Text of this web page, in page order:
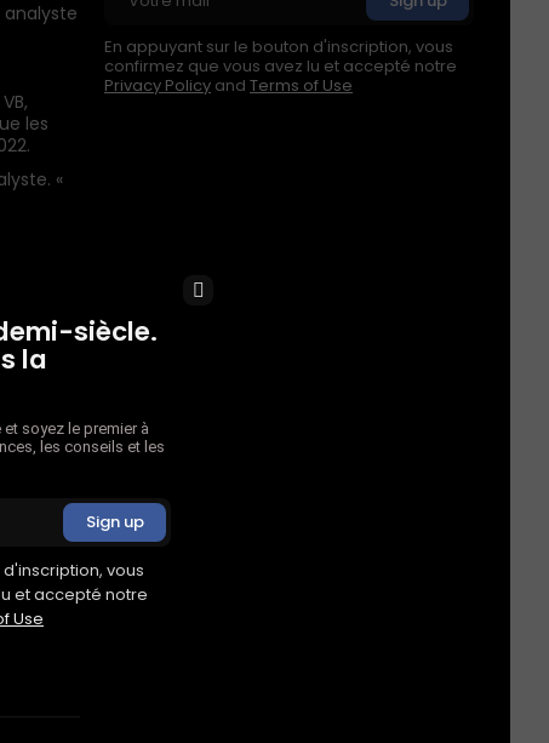
En appuyant sur le bouton d'inscription, vous
confirmez que vous avez lu et accepté notre
Privacy Policy and Terms of Use
analyste
les
«
?
sont
auront
»
l’a
siècle.
la
soyez le premier à
les conseils et les
vous
et accepté notre
Use
×